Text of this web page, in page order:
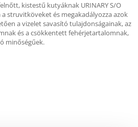
kistestű kutyáknak URINARY S/O
struvitköveket és megakadályozza azok
a vizelet savasító tulajdonságainak, az
és a csökkentett fehérjetartalomnak,
minőségűek.